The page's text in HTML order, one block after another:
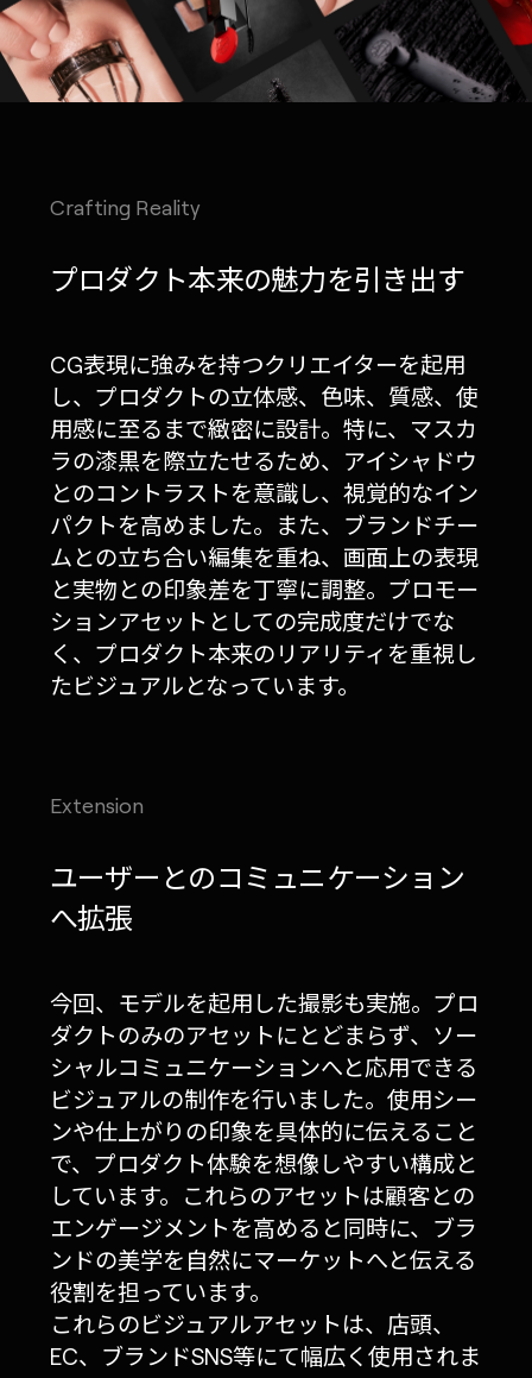
Crafting Reality
プロダクト本来の魅力を引き出す
CG表現に強みを持つクリエイターを起用
し、プロダクトの立体感、色味、質感、使
用感に至るまで緻密に設計。特に、マスカ
ラの漆黒を際立たせるため、アイシャドウ
とのコントラストを意識し、視覚的なイン
パクトを高めました。また、ブランドチー
ムとの立ち合い編集を重ね、画面上の表現
と実物との印象差を丁寧に調整。プロモー
ションアセットとしての完成度だけでな
く、プロダクト本来のリアリティを重視し
たビジュアルとなっています。
Extension
ユーザーとのコミュニケーション
へ拡張
今回、モデルを起用した撮影も実施。プロ
ダクトのみのアセットにとどまらず、ソー
シャルコミュニケーションへと応用できる
ビジュアルの制作を行いました。使用シー
ンや仕上がりの印象を具体的に伝えること
で、プロダクト体験を想像しやすい構成と
しています。これらのアセットは顧客との
エンゲージメントを高めると同時に、ブラ
ンドの美学を自然にマーケットへと伝える
役割を担っています。
これらのビジュアルアセットは、店頭、
EC、ブランドSNS等にて幅広く使用されま